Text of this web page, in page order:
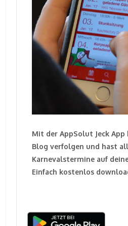
Mit der AppSolut Jeck
Blog verfolgen und hast
Karnevalstermine auf
Einfach kostenlos